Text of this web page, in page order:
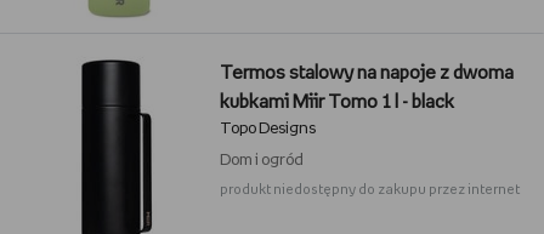
Termos stalowy na napoje z dwoma
kubkami Miir Tomo 1 l - black
Topo Designs
Dom i ogród
produkt niedostępny do zakupu przez internet